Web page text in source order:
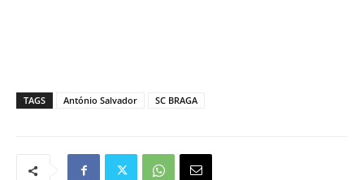
TAGS António Salvador SC BRAGA